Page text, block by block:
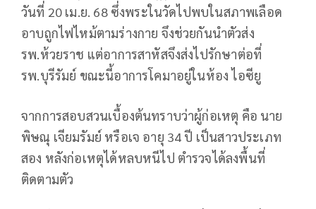
วันที่ 20 เม.ย. 68 ซึ่งพระในวัดไปพบในสภาพเลือด
อาบถูกไฟไหม้ตามร่างกาย จึงช่วยกันนำตัวส่ง
รพ.ห้วยราช แต่อาการสาหัสจึงส่งไปรักษาต่อที่
รพ.บุรีรัมย์ ขณะนี้อาการโคมาอยู่ในห้อง ไอซียู
จากการสอบสวนเบื้องต้นทราบว่าผู้ก่อเหตุ คือ นาย
พิษณุ เจียมรัมย์ หรือเจ อายุ 34 ปี เป็นสาวประเภท
สอง หลังก่อเหตุได้หลบหนีไป ตำรวจได้ลงพื้นที่
ติดตามตัว